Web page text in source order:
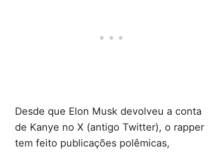
Desde que Elon Musk devolveu a conta
de Kanye no X (antigo Twitter), o rapper
tem feito publicações polêmicas,